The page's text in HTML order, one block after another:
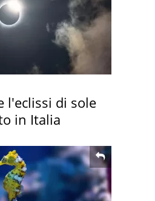
l'eclissi di sole
in Italia